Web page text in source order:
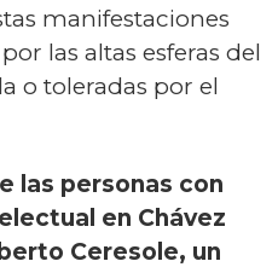
manifestaciones
las altas esferas del
o toleradas por el
las personas con
en Chávez
Ceresole, un